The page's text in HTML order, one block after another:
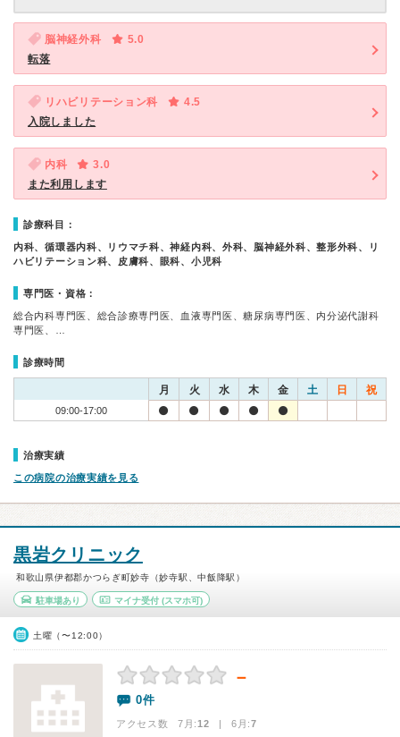
脳神経外科
5.0
転落
リハビリテーション科
4.5
入院しました
内科
3.0
また利用します
診療科目：
内科、循環器内科、リウマチ科、神経内科、外科、脳神経外科、整形外科、リ
ハビリテーション科、皮膚科、眼科、小児科
専門医・資格：
総合内科専門医、総合診療専門医、血液専門医、糖尿病専門医、内分泌代謝科
専門医、…
診療時間
月 火 水 木 金 土 日 祝
09:00-17:00
治療実績
この病院の治療実績を見る
黒岩クリニック
和歌山県伊都郡かつらぎ町妙寺（妙寺駅、中飯降駅）
駐車場あり マイナ受付(スマホ可)
土曜（〜12:00）
－
0件
アクセス数 7月:12 | 6月:7